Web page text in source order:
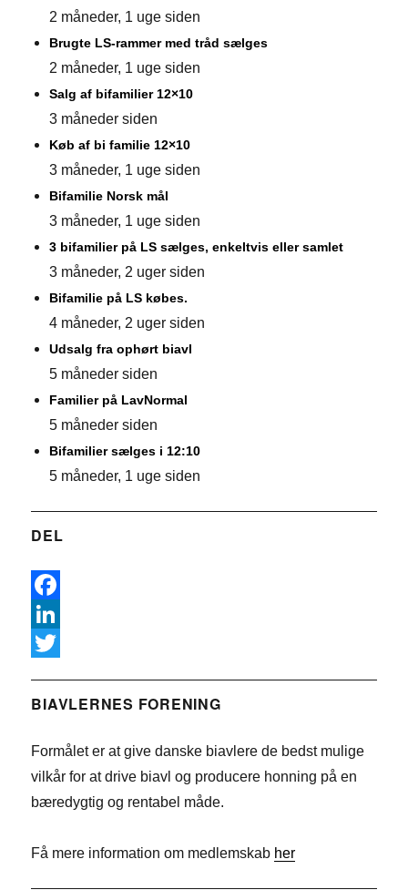
2 måneder, 1 uge siden
Brugte LS-rammer med tråd sælges
2 måneder, 1 uge siden
Salg af bifamilier 12×10
3 måneder siden
Køb af bi familie 12×10
3 måneder, 1 uge siden
Bifamilie Norsk mål
3 måneder, 1 uge siden
3 bifamilier på LS sælges, enkeltvis eller samlet
3 måneder, 2 uger siden
Bifamilie på LS købes.
4 måneder, 2 uger siden
Udsalg fra ophørt biavl
5 måneder siden
Familier på LavNormal
5 måneder siden
Bifamilier sælges i 12:10
5 måneder, 1 uge siden
DEL
F
a
e
o
L
n
e
n
w
t
r
BIAVLERNES FORENING
Formålet er at give danske biavlere de bedst mulige
vilkår for at drive biavl og producere honning på en
bæredygtig og rentabel måde.
Få mere information om medlemskab her